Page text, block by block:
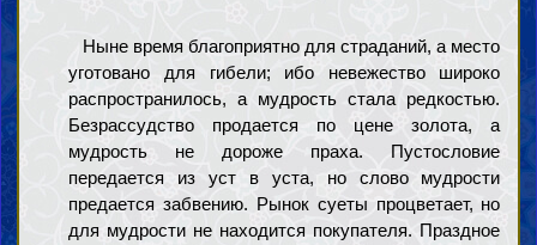
Ныне время благоприятно для страданий, а место
уготовано для гибели; ибо невежество широко
распространилось, а мудрость стала редкостью.
Безрассудство продается по цене золота, а
мудрость не дороже праха. Пустословие
передается из уст в уста, но слово мудрости
предается забвению. Рынок суеты процветает, но
для мудрости не находится покупателя. Праздное